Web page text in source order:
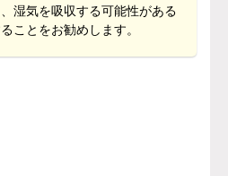
湿気を吸収する可能性がある
ことをお勧めします。